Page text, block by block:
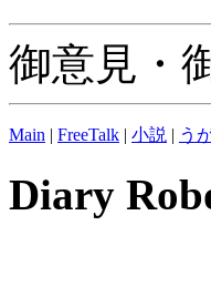
御意見・
Main | FreeTalk | 小説 | う
Diary